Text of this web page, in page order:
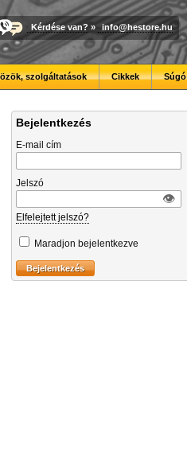
Kérdése van? » info@hestore.hu
szolgáltatások Cikkek Súgó
Bejelentkezés
E-mail cím
Jelszó
👁︎
Elfelejtett jelszó?
Maradjon bejelentkezve